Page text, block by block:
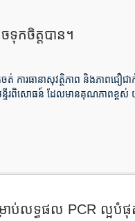
ទុកចិត្តបាន។
ការធានាសុវត្ថិភាព និងភាពជឿជ
មន្ទីរពិសោធន៍ ដែលមានគុណភាពខ្ព
ប់លទ្ធផល PCR ល្អបំផុ